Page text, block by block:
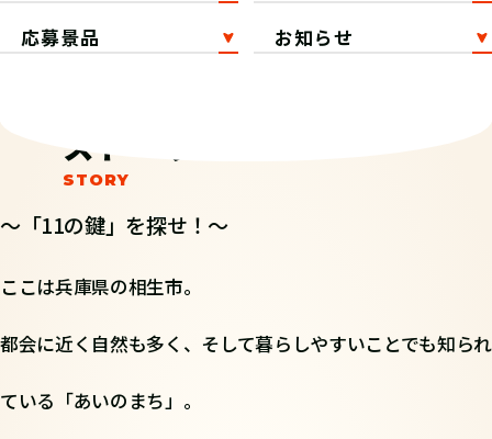
応募景品
お知らせ
ストーリー
～「11の鍵」を探せ！～
ここは兵庫県の相生市。
都会に近く自然も多く、そして暮らしやすいことでも知られ
ている「あいのまち」。